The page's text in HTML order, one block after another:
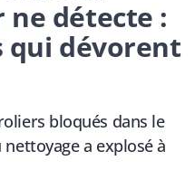
ne détecte :
qui dévorent
bloqués dans le
a explosé à